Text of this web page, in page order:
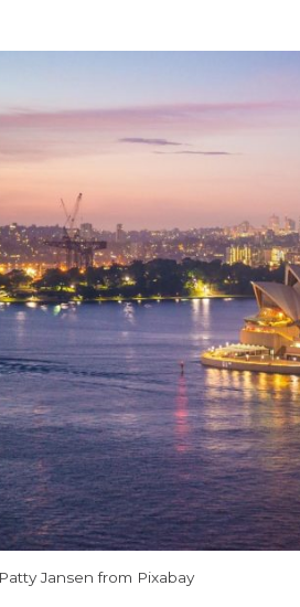
Jansen from Pixabay